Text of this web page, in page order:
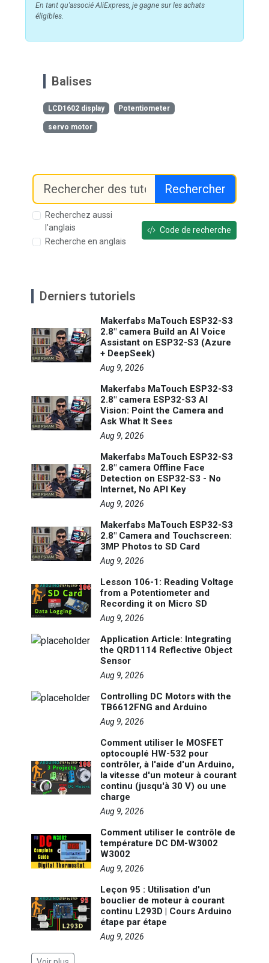
En tant qu'associé AliExpress, je gagne sur les achats
éligibles.
Balises
LCD1602 display Potentiometer
servo motor
Rechercher
Recherchez aussi
l'anglais
Recherche en anglais
Code de recherche
Derniers tutoriels
Makerfabs MaTouch ESP32-S3
2.8" camera Build an AI Voice
Assistant on ESP32-S3 (Azure
+ DeepSeek)
Aug 9, 2026
Makerfabs MaTouch ESP32-S3
2.8" camera ESP32-S3 AI
Vision: Point the Camera and
Ask What It Sees
Aug 9, 2026
Makerfabs MaTouch ESP32-S3
2.8" camera Offline Face
Detection on ESP32-S3 - No
Internet, No API Key
Aug 9, 2026
Makerfabs MaTouch ESP32-S3
2.8" Camera and Touchscreen:
3MP Photos to SD Card
Aug 9, 2026
Lesson 106-1: Reading Voltage
from a Potentiometer and
Recording it on Micro SD
Aug 9, 2026
Application Article: Integrating
the QRD1114 Reflective Object
Sensor
Aug 9, 2026
Controlling DC Motors with the
TB6612FNG and Arduino
Aug 9, 2026
Comment utiliser le MOSFET
optocouplé HW-532 pour
contrôler, à l'aide d'un Arduino,
la vitesse d'un moteur à courant
continu (jusqu'à 30 V) ou une
charge
Aug 9, 2026
Comment utiliser le contrôle de
température DC DM-W3002
W3002
Aug 9, 2026
Leçon 95 : Utilisation d'un
bouclier de moteur à courant
continu L293D | Cours Arduino
étape par étape
Aug 9, 2026